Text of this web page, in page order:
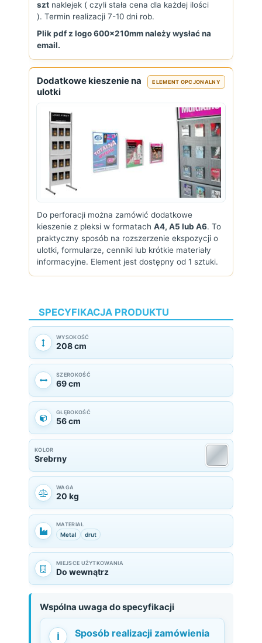
szt naklejek ( czyli stała cena dla każdej ilości
). Termin realizacji 7-10 dni rob.
Plik pdf z logo 600x210mm należy wysłać na
email.
Dodatkowe kieszenie na
ulotki
ELEMENT OPCJONALNY
Do perforacji można zamówić dodatkowe
kieszenie z pleksi w formatach A4, A5 lub A6. To
praktyczny sposób na rozszerzenie ekspozycji o
ulotki, formularze, cenniki lub krótkie materiały
informacyjne. Element jest dostępny od 1 sztuki.
SPECYFIKACJA PRODUKTU
WYSOKOŚĆ
208 cm
SZEROKOŚĆ
69 cm
GŁĘBOKOŚĆ
56 cm
KOLOR
Srebrny
WAGA
20 kg
MATERIAŁ
Metal drut
MIEJSCE UŻYTKOWANIA
Do wewnątrz
Wspólna uwaga do specyfikacji
i Sposób realizacji zamówienia